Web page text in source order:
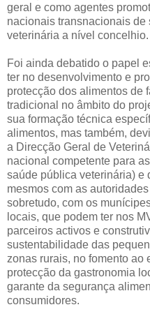
geral e como agentes
nacionais transnacionais
veterinária a nível concelhio.
Foi ainda debatido o papel
ter no desenvolvimento e
protecção dos alimentos de
tradicional no âmbito do
sua formação técnica
alimentos, mas também,
a Direcção Geral de
nacional competente para
saúde pública veterinária) e
mesmos com as
sobretudo, com os
locais, que podem ter nos
parceiros activos e
sustentabilidade das
zonas rurais, no fomento ao
protecção da gastronomia
garante da segurança
consumidores.